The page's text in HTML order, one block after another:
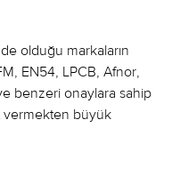
olduğu markaların
EN54, LPCB, Afnor,
benzeri onaylara sahip
vermekten büyük